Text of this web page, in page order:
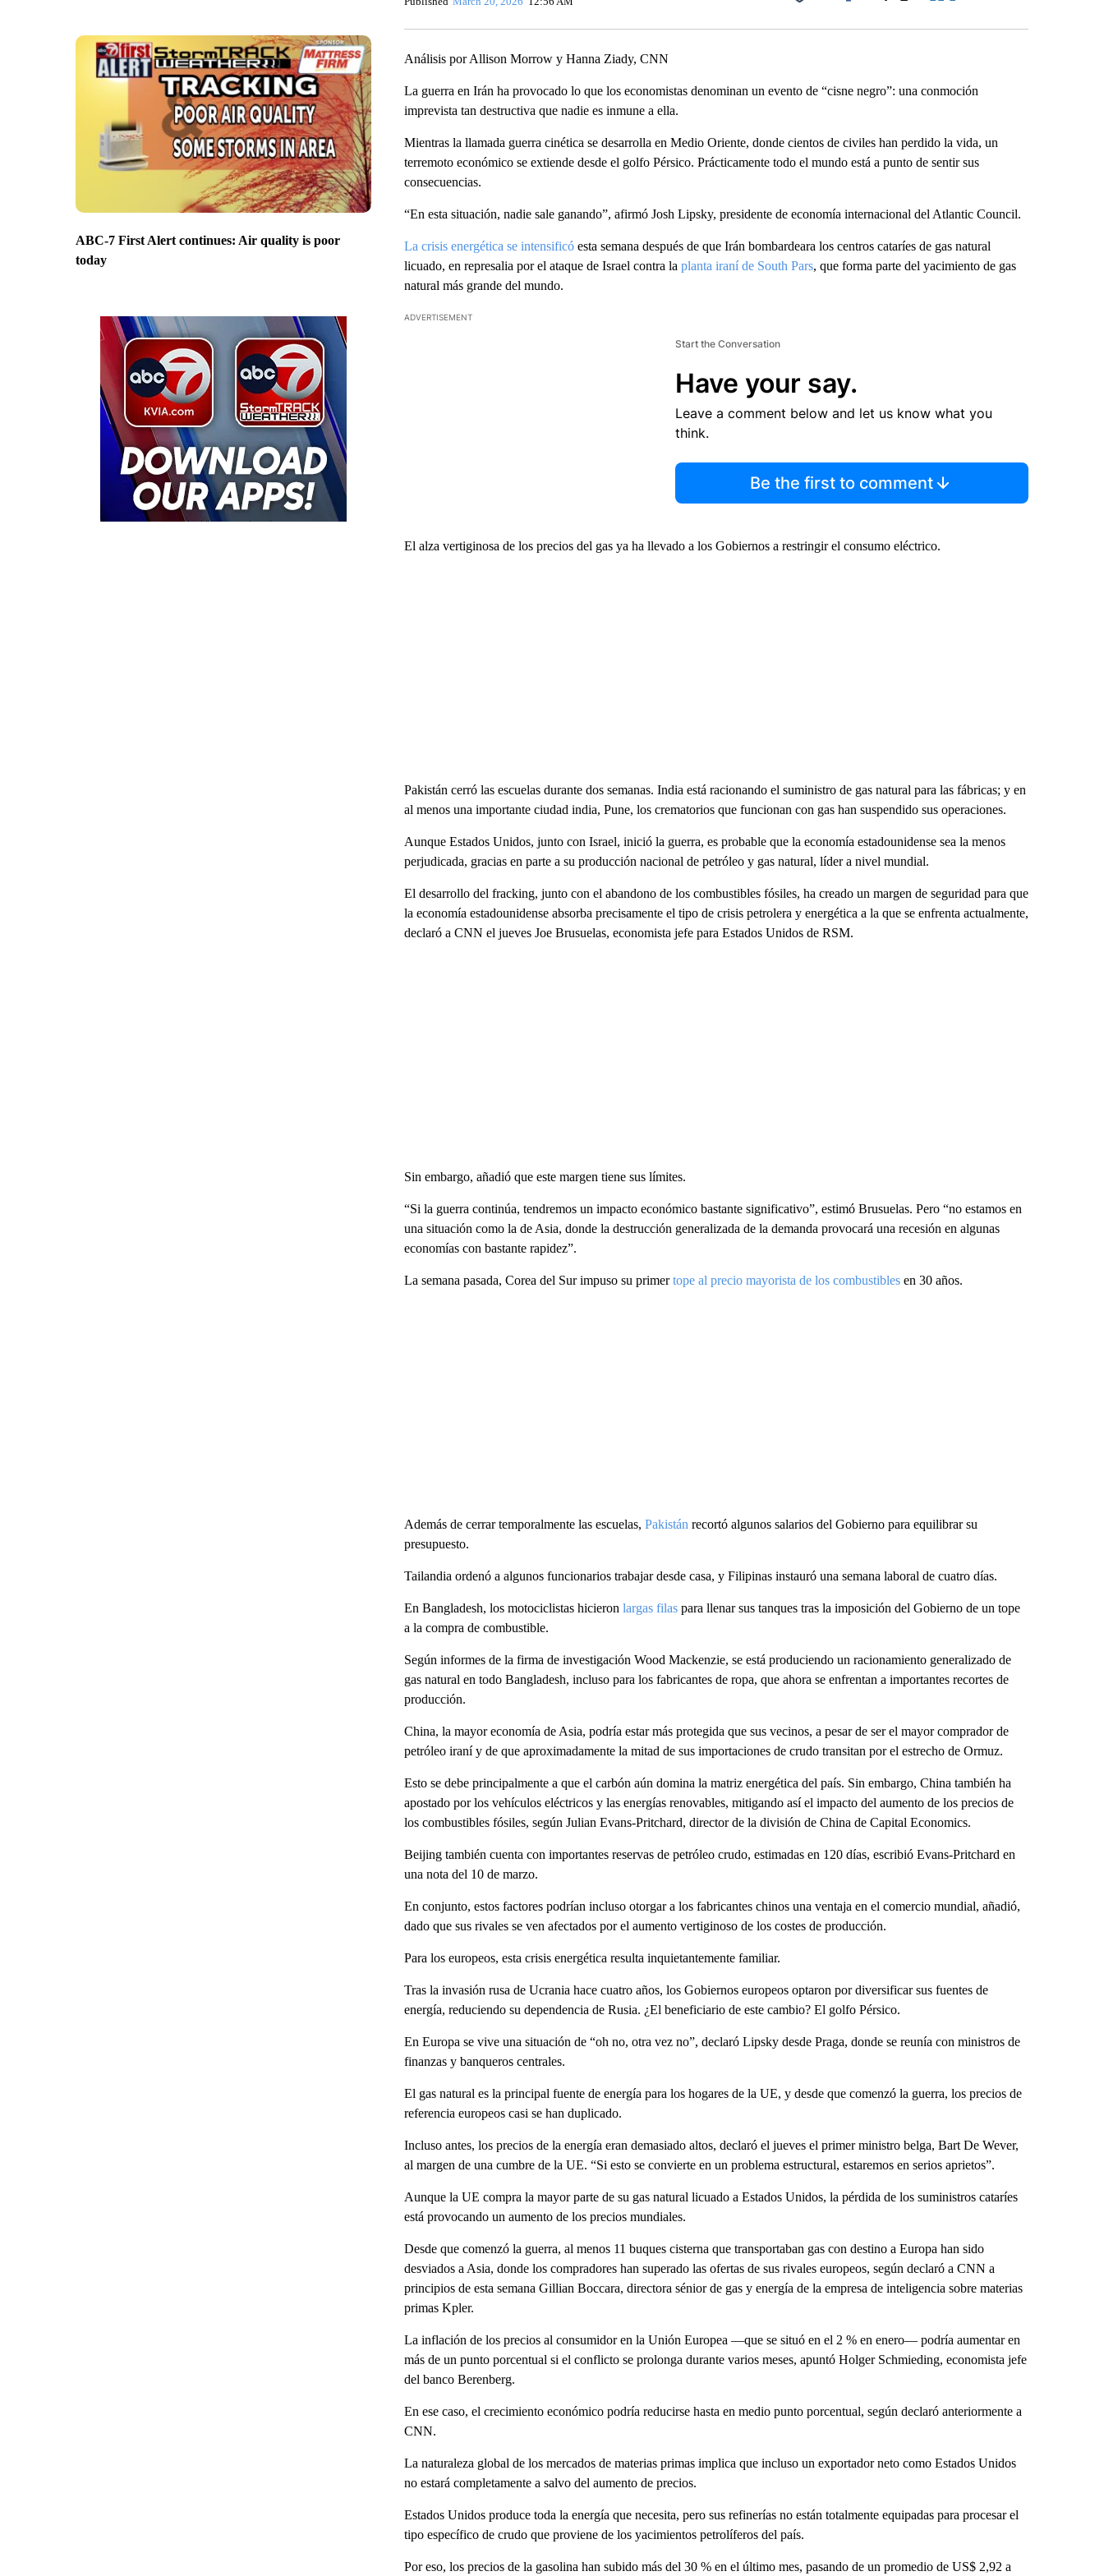
ABC-7 First Alert continues: Air quality is poor
today
Facebook
Análisis por Allison Morrow y Hanna Ziady, CNN
La guerra en Irán ha provocado lo que los economistas denominan un evento de “cisne negro”: una conmoción
imprevista tan destructiva que nadie es inmune a ella.
Mientras la llamada guerra cinética se desarrolla en Medio Oriente, donde cientos de civiles han perdido la vida, un
terremoto económico se extiende desde el golfo Pérsico. Prácticamente todo el mundo está a punto de sentir sus
consecuencias.
“En esta situación, nadie sale ganando”, afirmó Josh Lipsky, presidente de economía internacional del Atlantic Council.
La crisis energética se intensificóesta semana después de que Irán bombardeara los centros cataríes de gas natural
licuado, en represalia por el ataque de Israel contra la planta iraní de South Pars, que forma parte del yacimiento de gas
natural más grande del mundo.
ADVERTISEMENT
Start the Conversation
Have your say.
Leave a comment below and let us know what you
think.
Be the first to comment
El alza vertiginosa de los precios del gas ya ha llevado a los Gobiernos a restringir el consumo eléctrico.
Pakistán cerró las escuelas durante dos semanas. India está racionando el suministro de gas natural para las fábricas; y en
al menos una importante ciudad india, Pune, los crematorios que funcionan con gas han suspendido sus operaciones.
Aunque Estados Unidos, junto con Israel, inició la guerra, es probable que la economía estadounidense sea la menos
perjudicada, gracias en parte a su producción nacional de petróleo y gas natural, líder a nivel mundial.
El desarrollo del fracking, junto con el abandono de los combustibles fósiles, ha creado un margen de seguridad para que
la economía estadounidense absorba precisamente el tipo de crisis petrolera y energética a la que se enfrenta actualmente,
declaró a CNN el jueves Joe Brusuelas, economista jefe para Estados Unidos de RSM.
Sin embargo, añadió que este margen tiene sus límites.
“Si la guerra continúa, tendremos un impacto económico bastante significativo”, estimó Brusuelas. Pero “no estamos en
una situación como la de Asia, donde la destrucción generalizada de la demanda provocará una recesión en algunas
economías con bastante rapidez”.
La semana pasada, Corea del Sur impuso su primertope al precio mayorista de los combustiblesen 30 años.
Además de cerrar temporalmente las escuelas, Pakistán recortó algunos salarios del Gobierno para equilibrar su
presupuesto.
Tailandia ordenó a algunos funcionarios trabajar desde casa, y Filipinas instauró una semana laboral de cuatro días.
En Bangladesh, los motociclistas hicieron largas filaspara llenar sus tanques tras la imposición del Gobierno de un tope
a la compra de combustible.
Según informes de la firma de investigación Wood Mackenzie, se está produciendo un racionamiento generalizado de
gas natural en todo Bangladesh, incluso para los fabricantes de ropa, que ahora se enfrentan a importantes recortes de
producción.
China, la mayor economía de Asia, podría estar más protegida que sus vecinos, a pesar de ser el mayor comprador de
petróleo iraní y de que aproximadamente la mitad de sus importaciones de crudo transitan por el estrecho de Ormuz.
Esto se debe principalmente a que el carbón aún domina la matriz energética del país. Sin embargo, China también ha
apostado por los vehículos eléctricos y las energías renovables, mitigando así el impacto del aumento de los precios de
los combustibles fósiles, según Julian Evans-Pritchard, director de la división de China de Capital Economics.
Beijing también cuenta con importantes reservas de petróleo crudo, estimadas en 120 días, escribió Evans-Pritchard en
una nota del 10 de marzo.
En conjunto, estos factores podrían incluso otorgar a los fabricantes chinos una ventaja en el comercio mundial, añadió,
dado que sus rivales se ven afectados por el aumento vertiginoso de los costes de producción.
Para los europeos, esta crisis energética resulta inquietantemente familiar.
Tras la invasión rusa de Ucrania hace cuatro años, los Gobiernos europeos optaron por diversificar sus fuentes de
energía, reduciendo su dependencia de Rusia. ¿El beneficiario de este cambio? El golfo Pérsico.
En Europa se vive una situación de “oh no, otra vez no”, declaró Lipsky desde Praga, donde se reunía con ministros de
finanzas y banqueros centrales.
El gas natural es la principal fuente de energía para los hogares de la UE, y desde que comenzó la guerra, los precios de
referencia europeos casi se han duplicado.
Incluso antes, los precios de la energía eran demasiado altos, declaró el jueves el primer ministro belga, Bart De Wever,
al margen de una cumbre de la UE. “Si esto se convierte en un problema estructural, estaremos en serios aprietos”.
Aunque la UE compra la mayor parte de su gas natural licuado a Estados Unidos, la pérdida de los suministros cataríes
está provocando un aumento de los precios mundiales.
Desde que comenzó la guerra, al menos 11 buques cisterna que transportaban gas con destino a Europa han sido
desviados a Asia, donde los compradores han superado las ofertas de sus rivales europeos, según declaró a CNN a
principios de esta semana Gillian Boccara, directora sénior de gas y energía de la empresa de inteligencia sobre materias
primas Kpler.
La inflación de los precios al consumidor en la Unión Europea —que se situó en el 2 % en enero— podría aumentar en
más de un punto porcentual si el conflicto se prolonga durante varios meses, apuntó Holger Schmieding, economista jefe
del banco Berenberg.
En ese caso, el crecimiento económico podría reducirse hasta en medio punto porcentual, según declaró anteriormente a
CNN.
La naturaleza global de los mercados de materias primas implica que incluso un exportador neto como Estados Unidos
no estará completamente a salvo del aumento de precios.
Estados Unidos produce toda la energía que necesita, pero sus refinerías no están totalmente equipadas para procesar el
tipo específico de crudo que proviene de los yacimientos petrolíferos del país.
Por eso, los precios de la gasolina han subido más del 30 % en el último mes, pasando de un promedio de US$ 2,92 a